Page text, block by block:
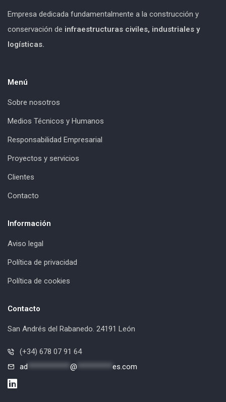
Empresa dedicada fundamentalmente a la construcción y
conservación de infraestructuras civiles, industriales y
logísticas.
Menú
Sobre nosotros
Medios Técnicos y Humanos
Responsabilidad Empresarial
Proyectos y servicios
Clientes
Contacto
Información
Aviso legal
Política de privacidad
Política de cookies
Contacto
San Andrés del Rabanedo. 24191 León
(+34) 678 07 91 64
ad ************ @ ********** es.com